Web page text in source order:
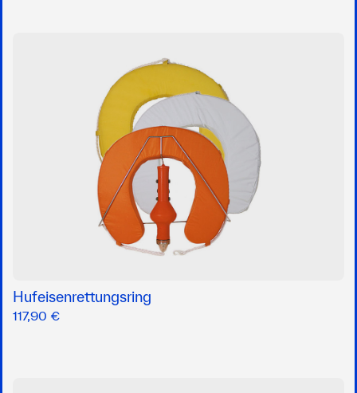
Hufeisenrettungsring
117,90 €